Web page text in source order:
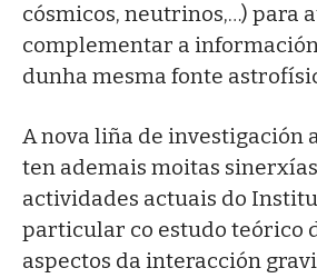
cósmicos, neutrinos,…) para
complementar a
dunha mesma fonte
A nova liña de investigación
ten ademais moitas
actividades actuais do
particular co estudo teórico
aspectos da interacción